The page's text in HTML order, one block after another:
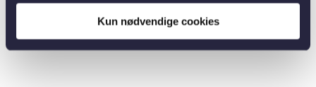
Kun nødvendige cookies